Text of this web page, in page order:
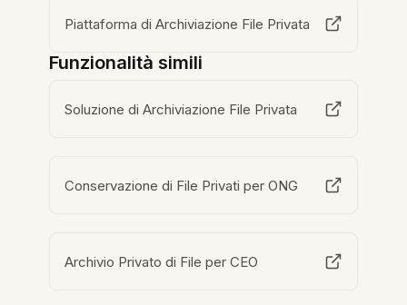
Piattaforma di Archiviazione File Privata
Funzionalità simili
Soluzione di Archiviazione File Privata
Conservazione di File Privati per ONG
Archivio Privato di File per CEO